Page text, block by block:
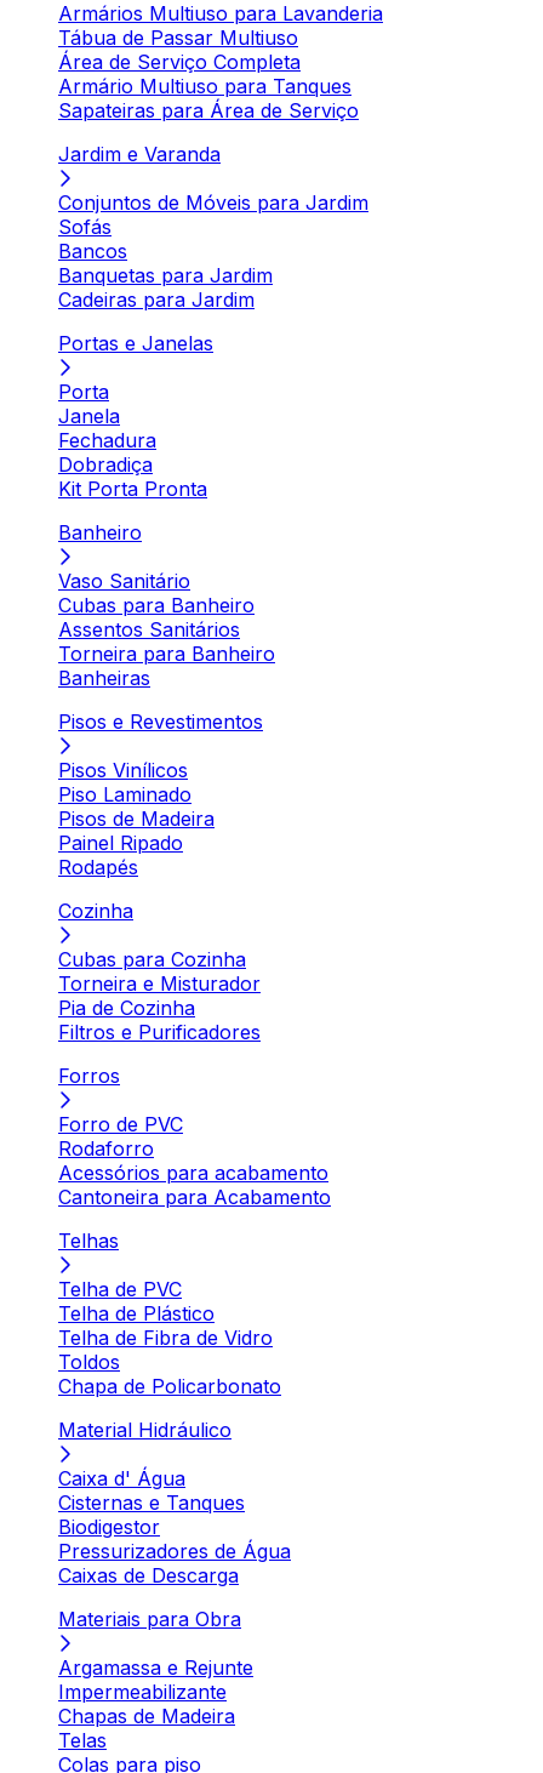
Armários Multiuso para Lavanderia
Tábua de Passar Multiuso
Área de Serviço Completa
Armário Multiuso para Tanques
Sapateiras para Área de Serviço
Jardim e Varanda
Conjuntos de Móveis para Jardim
Sofás
Bancos
Banquetas para Jardim
Cadeiras para Jardim
Portas e Janelas
Porta
Janela
Fechadura
Dobradiça
Kit Porta Pronta
Banheiro
Vaso Sanitário
Cubas para Banheiro
Assentos Sanitários
Torneira para Banheiro
Banheiras
Pisos e Revestimentos
Pisos Vinílicos
Piso Laminado
Pisos de Madeira
Painel Ripado
Rodapés
Cozinha
Cubas para Cozinha
Torneira e Misturador
Pia de Cozinha
Filtros e Purificadores
Forros
Forro de PVC
Rodaforro
Acessórios para acabamento
Cantoneira para Acabamento
Telhas
Telha de PVC
Telha de Plástico
Telha de Fibra de Vidro
Toldos
Chapa de Policarbonato
Material Hidráulico
Caixa d' Água
Cisternas e Tanques
Biodigestor
Pressurizadores de Água
Caixas de Descarga
Materiais para Obra
Argamassa e Rejunte
Impermeabilizante
Chapas de Madeira
Telas
Colas para piso